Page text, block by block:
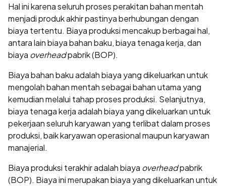
Hal ini karena seluruh proses perakitan bahan mentah
menjadi produk akhir pastinya berhubungan dengan
biaya tertentu. Biaya produksi mencakup berbagai hal,
antara lain biaya bahan baku, biaya tenaga kerja, dan
biaya overheadpabrik (BOP).
Biaya bahan baku adalah biaya yang dikeluarkan untuk
mengolah bahan mentah sebagai bahan utama yang
kemudian melalui tahap proses produksi. Selanjutnya,
biaya tenaga kerja adalah biaya yang dikeluarkan untuk
pekerjaan seluruh karyawan yang terlibat dalam proses
produksi, baik karyawan operasional maupun karyawan
manajerial.
Biaya produksi terakhir adalah biaya overheadpabrik
(BOP). Biaya ini merupakan biaya yang dikeluarkan untuk